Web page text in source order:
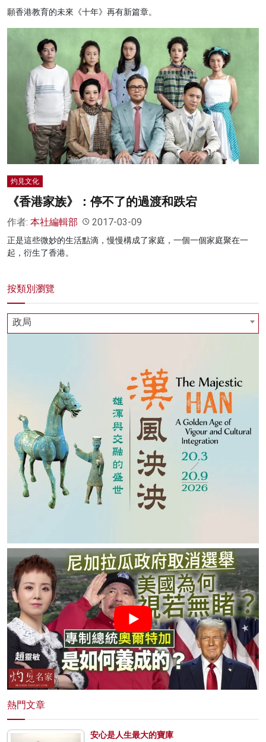
願香港教育的未來《十年》再有新篇章。
灼見文化
《香港家族》：停不了的過渡和跌宕
作者: 本社編輯部 2017-03-09
正是這些微妙的生活點滴，慢慢構成了家庭，一個一個家庭聚在一
起，衍生了香港。
按類別瀏覽
政局
熱門文章
安心是人生最大的寶庫